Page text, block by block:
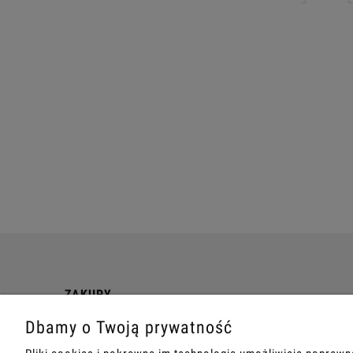
ZAKUPY
Ważne informacje
Koszt dostawy
Dbamy o Twoją prywatność